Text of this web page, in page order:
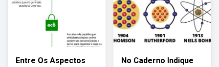
Entre Os Aspectos
No Caderno Indique